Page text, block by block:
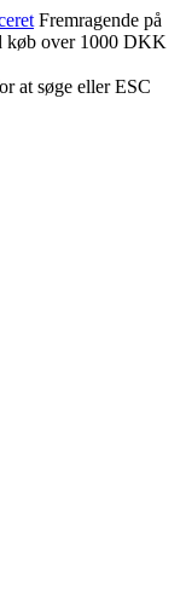
Fremragende på
køb over 1000 DKK
at søge eller ESC